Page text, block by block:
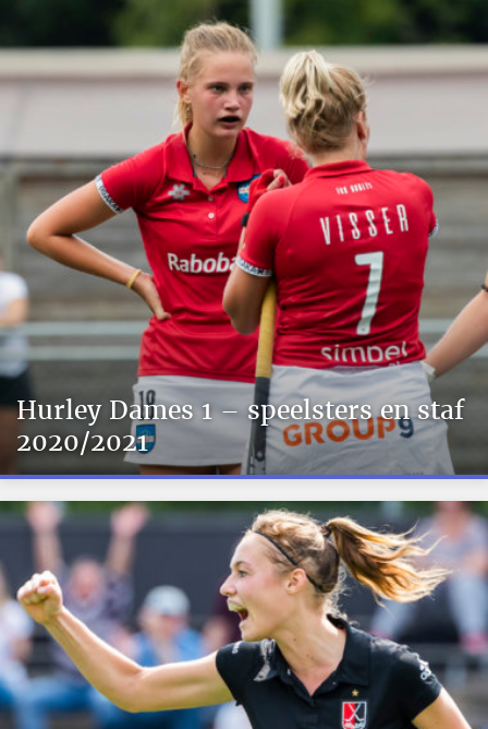
Hurley Dames 1 – speelsters en staf
2020/2021